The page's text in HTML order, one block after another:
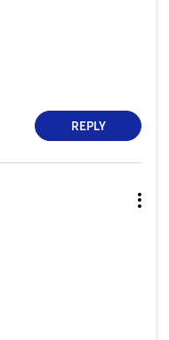
REPLY